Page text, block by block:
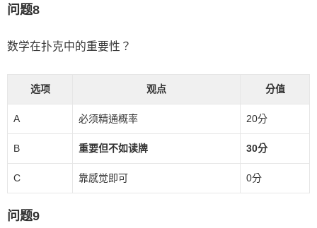
问题8
数学在扑克中的重要性？
选项 观点 分值
A 必须精通概率 20分
B 重要但不如读牌 30分
C 靠感觉即可 0分
问题9